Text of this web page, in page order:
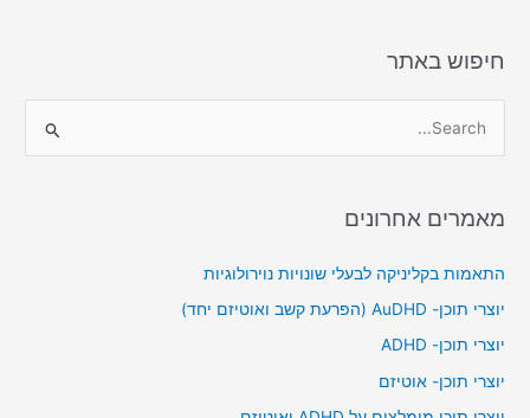
חיפוש באתר
r
o
r
מאמרים אחרונים
התאמות בקליניקה לבעלי שונויות נוירולוגיות
יוצרי תוכן- AuDHD (הפרעת קשב ואוטיזם יחד)
יוצרי תוכן- ADHD
יוצרי תוכן- אוטיזם